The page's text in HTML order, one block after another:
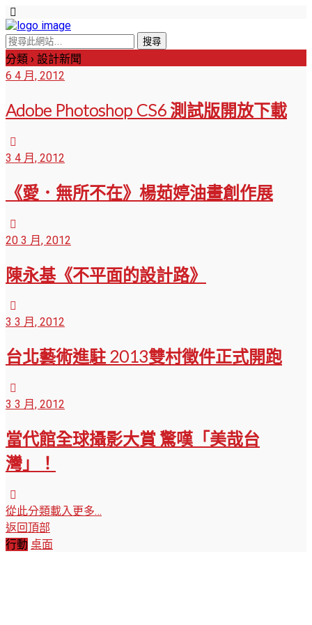
分類 › 設計新聞
6 4 月, 2012
Adobe Photoshop CS6 測試版開放下載
3 4 月, 2012
《愛．無所不在》楊茹婷油畫創作展
20 3 月, 2012
陳永基《不平面的設計路》
3 3 月, 2012
台北藝術進駐 2013雙村徵件正式開跑
3 3 月, 2012
當代館全球攝影大賞 驚嘆「美哉台
灣」！
從此分類載入更多…
返回頂部
行動 桌面